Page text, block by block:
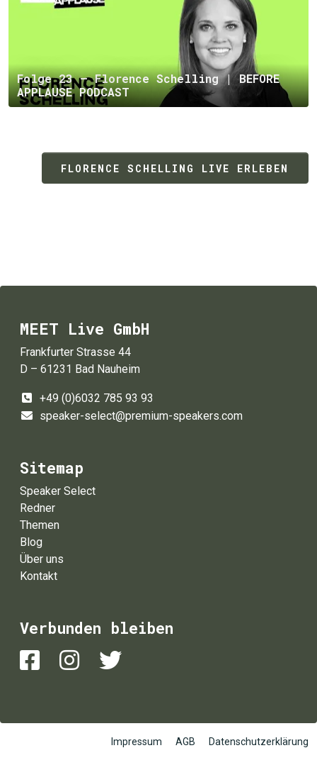
Folge 23 – Florence Schelling | BEFORE
APPLAUSE PODCAST
FLORENCE SCHELLING LIVE ERLEBEN
MEET Live GmbH
Frankfurter Strasse 44
D – 61231 Bad Nauheim
+49 (0)6032 785 93 93
speaker-select@premium-speakers.com
Sitemap
Speaker Select
Redner
Themen
Blog
Über uns
Kontakt
Verbunden bleiben
Impressum AGB Datenschutzerklärung